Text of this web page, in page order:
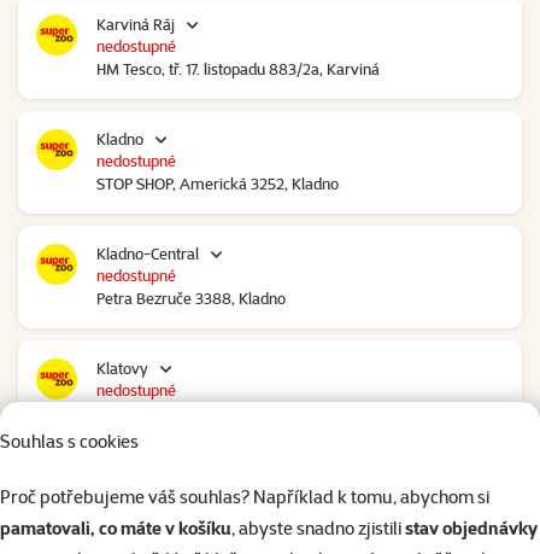
Souhlas s cookies
Proč potřebujeme váš souhlas? Například k tomu, abychom si
pamatovali, co máte v košíku, abyste snadno zjistilistav objednávky
Karviná Ráj
HM Tesco, tř. 17. listopadu 883/2a, Karviná
nedostupné
Kladno
STOP SHOP, Americká 3252, Kladno
nedostupné
Kladno-Central
Petra Bezruče 3388, Kladno
nedostupné
Klatovy
nedostupné
Polepská 979, Kolín
nedostupné